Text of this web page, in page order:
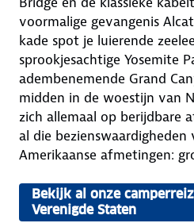
voormalige gevangenis
kade spot je luierende
sprookjesachtige Yosemite
adembenemende Grand
midden in de woestijn van
zich allemaal op berijdbare
al die
Amerikaanse afmetingen:
Bekijk al onze
Verenigde Staten